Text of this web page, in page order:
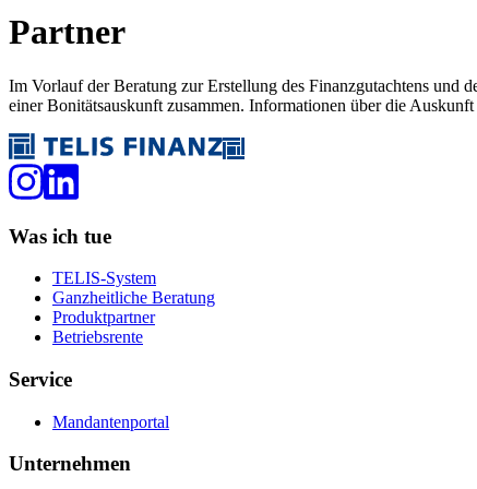
Partner
Im Vorlauf der Beratung zur Erstellung des Finanzgutachtens
einer Bonitätsauskunft zusammen. Informationen über die Auskunft
Was ich tue
TELIS-System
Ganzheitliche Beratung
Produktpartner
Betriebsrente
Service
Mandantenportal
Unternehmen